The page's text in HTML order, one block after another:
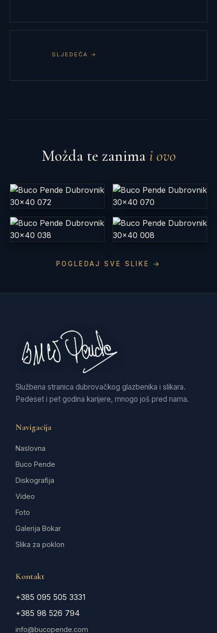
SLJEDEĆA →
Možda te zanima i ovo
POGLEDAJ SVE SLIKE →
Službena stranica dubrovačkog glazbenika i slikara.
Pedeset i pet godina karijere, mnogo još pred nama.
Navigacija
Naslovna
Buco Pende
Diskografija
Video
Foto
Galerija Bokar
Slika za poklon
Kontakt
+385 095 505 3331
+385 98 526 794
info@bucopende.com